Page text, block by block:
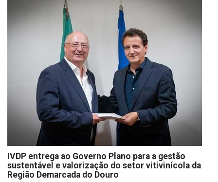
IVDP entrega ao Governo Plano para a gestão
sustentável e valorização do setor vitivinícola da
Região Demarcada do Douro